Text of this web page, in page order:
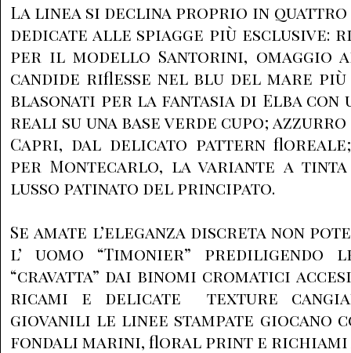
La linea si declina proprio in
dedicate alle spiagge più esclusive:
per il modello Santorini, omaggio
candide riflesse nel blu del mare
blasonati per la fantasia di Elba
reali su una base verde cupo;
Capri, dal delicato pattern floreale;
per Montecarlo, la variante a
lusso patinato del principato.
Se amate l’eleganza discreta non
l’ uomo “Timonier” prediligendo
“cravatta” dai binomi cromatici
ricami e delicate texture
giovanili le linee stampate giocano
fondali marini, floral print e richiami